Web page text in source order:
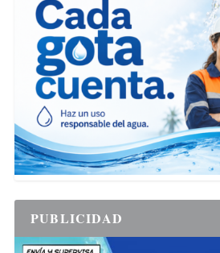
PUBLICIDAD